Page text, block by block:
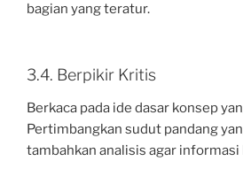
bagian yang teratur.
3.4. Berpikir Kritis
Berkaca pada ide dasar konsep
Pertimbangkan sudut pandang
tambahkan analisis agar